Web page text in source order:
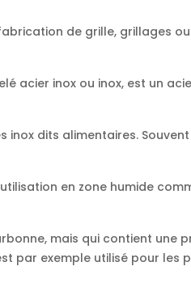
de grille, grillages
acier inox ou inox, est un
inox dits alimentaires.
utilisation en zone humide
mais qui contient
par exemple utilisé pour les